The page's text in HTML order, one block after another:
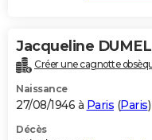
Carte de Noël
Carte Bonne année
Carte Saint-Valentin
Carte Pâques
Carte d'anniversaire
DICTIONNAIRE
Dictionnaire
Biographies
Citations
Expressions
Proverbes
PROGRAMME TV
Jacqueline
Créer une cagnotte
Naissance
27/08/1946 à Paris (Paris)
Décès